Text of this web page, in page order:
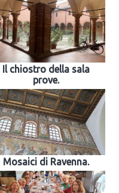
Il chiostro della sala
prove.
Mosaici di Ravenna.